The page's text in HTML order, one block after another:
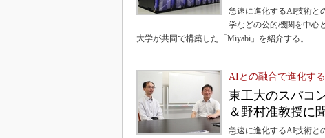
急速に進化するAI技術と
学などの公的機関を中心
大学が共同で構築した「Miyabi」を紹介する。
AIとの融合で進化す
東工大のスパコ
＆野村准教授に
急速に進化するAI技術と